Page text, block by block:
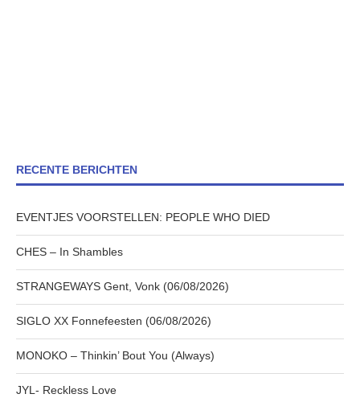
RECENTE BERICHTEN
EVENTJES VOORSTELLEN: PEOPLE WHO DIED
CHES – In Shambles
STRANGEWAYS Gent, Vonk (06/08/2026)
SIGLO XX Fonnefeesten (06/08/2026)
MONOKO – Thinkin’ Bout You (Always)
JYL- Reckless Love